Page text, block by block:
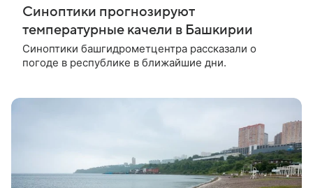
Синоптики прогнозируют
температурные качели в Башкирии
Синоптики башгидрометцентра рассказали о
погоде в республике в ближайшие дни.